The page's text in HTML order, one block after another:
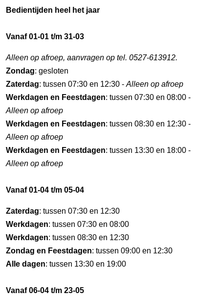
Bedientijden heel het jaar
Vanaf 01-01 t/m 31-03
Alleen op afroep, aanvragen op tel. 0527-613912.
Zondag: gesloten
Zaterdag: tussen 07:30 en 12:30 - Alleen op afroep
Werkdagen en Feestdagen: tussen 07:30 en 08:00 -
Alleen op afroep
Werkdagen en Feestdagen: tussen 08:30 en 12:30 -
Alleen op afroep
Werkdagen en Feestdagen: tussen 13:30 en 18:00 -
Alleen op afroep
Vanaf 01-04 t/m 05-04
Zaterdag: tussen 07:30 en 12:30
Werkdagen: tussen 07:30 en 08:00
Werkdagen: tussen 08:30 en 12:30
Zondag en Feestdagen: tussen 09:00 en 12:30
Alle dagen: tussen 13:30 en 19:00
Vanaf 06-04 t/m 23-05